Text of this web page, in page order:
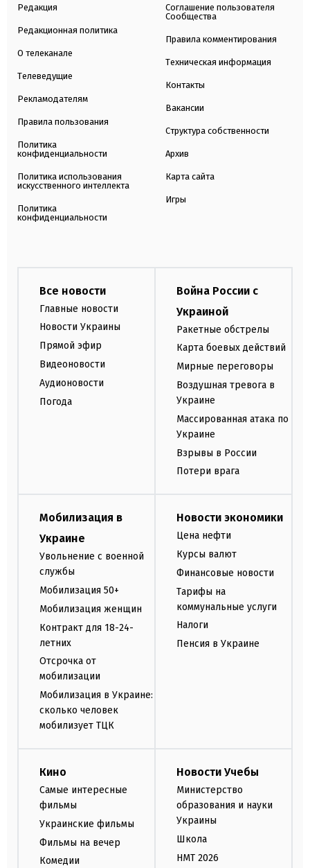
Редакция
Редакционная политика
О телеканале
Телеведущие
Рекламодателям
Правила пользования
Политика
конфиденциальности
Политика использования
искусственного интеллекта
Политика
конфиденциальности
Соглашение пользователя
Сообщества
Правила комментирования
Техническая информация
Контакты
Вакансии
Структура собственности
Архив
Карта сайта
Игры
Все новости
Главные новости
Новости Украины
Прямой эфир
Видеоновости
Аудионовости
Погода
Война России с
Украиной
Ракетные обстрелы
Карта боевых действий
Мирные переговоры
Воздушная тревога в
Украине
Массированная атака по
Украине
Взрывы в России
Потери врага
Мобилизация в
Украине
Увольнение с военной
службы
Мобилизация 50+
Мобилизация женщин
Контракт для 18-24-
летних
Отсрочка от
мобилизации
Мобилизация в Украине:
сколько человек
мобилизует ТЦК
Новости экономики
Цена нефти
Курсы валют
Финансовые новости
Тарифы на
коммунальные услуги
Налоги
Пенсия в Украине
Кино
Самые интересные
фильмы
Украинские фильмы
Фильмы на вечер
Комедии
Новости Учебы
Министерство
образования и науки
Украины
Школа
НМТ 2026